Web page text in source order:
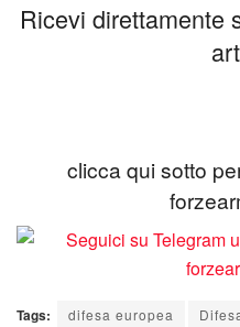
Ricevi direttamente
clicca qui sotto
Tags: difesa europea